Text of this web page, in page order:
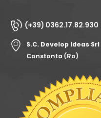
(+39) 0362.17.82.930
S.C. Develop Ideas Srl
Constanta (Ro)